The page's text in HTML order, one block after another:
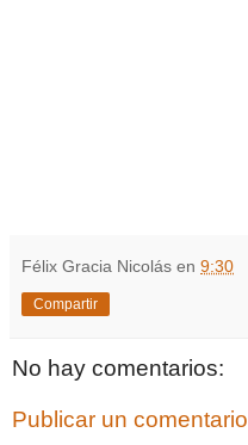
Félix Gracia Nicolás en 9:30
Compartir
No hay comentarios:
Publicar un comentario